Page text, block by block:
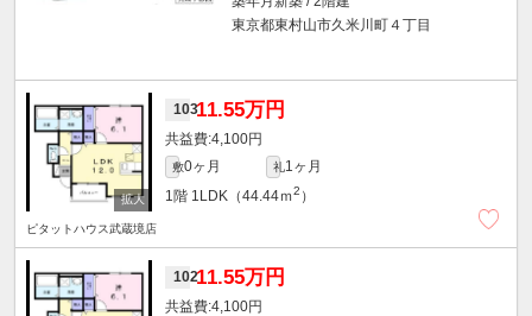
東京都東村山市久米川町４丁目
10311.55万円
4,100円
敷0ヶ月 礼1ヶ月
1階 1LDK（44.44ｍ2 ）
ピタットハウス武蔵境店
10211.55万円
4,100円